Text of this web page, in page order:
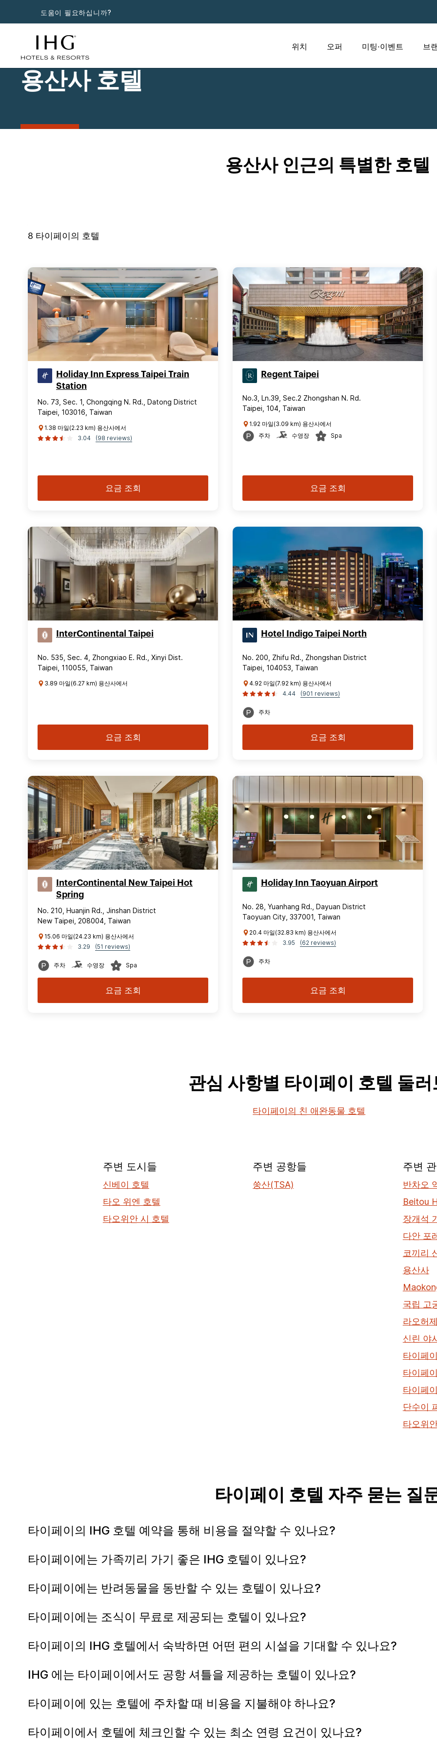
도움이 필요하십니까?
위치 오퍼 미팅·이벤트 브
용산사 호텔
용산사 인근의 특별한 호텔
8 타이페이 의 호텔
Holiday Inn Express Taipei Train
Station
No. 73, Sec. 1, Chongqing N. Rd., Datong District
Taipei, 103016, Taiwan
1.38 마일(2.23 km) 용산사에서
3.04
(98 reviews)
요금 조회
Regent Taipei
No.3, Ln.39, Sec.2 Zhongshan N. Rd.
Taipei, 104, Taiwan
1.92 마일(3.09 km) 용산사에서
주차
수영장 Spa
요금 조회
InterContinental Taipei
No. 535, Sec. 4, Zhongxiao E. Rd., Xinyi Dist.
Taipei, 110055, Taiwan
3.89 마일(6.27 km) 용산사에서
요금 조회
Hotel Indigo Taipei North
No. 200, Zhifu Rd., Zhongshan District
Taipei, 104053, Taiwan
4.92 마일(7.92 km) 용산사에서
4.44
(901 reviews)
주차
요금 조회
InterContinental New Taipei Hot
Spring
No. 210, Huanjin Rd., Jinshan District
New Taipei, 208004, Taiwan
15.06 마일(24.23 km) 용산사에서
3.29
(51 reviews)
주차 수영장 Spa
요금 조회
Holiday Inn Taoyuan Airport
No. 28, Yuanhang Rd., Dayuan District
Taoyuan City, 337001, Taiwan
20.4 마일(32.83 km) 용산사에서
3.95
(62 reviews)
주차
요금 조회
관심 사항별 타이페이 호텔 둘러
타이페이의 친 애완동물 호텔
주변 도시들
신베이 호텔
타오 위엔 호텔
타오위안 시 호텔
주변 공항들
쑹산(TSA)
주변
반차오
Beitou
장개석
다안 포
코끼리
용산사
국립 고
라오허
신린 야
타이페
타이페
타이페
단수이
타오위
타이페이 호텔 자주 묻는 질
타이페이의 IHG 호텔 예약을 통해 비용을 절약할 수 있나요?
타이페이에는 가족끼리 가기 좋은 IHG 호텔이 있나요?
타이페이에는 반려동물을 동반할 수 있는 호텔이 있나요?
타이페이에는 조식이 무료로 제공되는 호텔이 있나요?
타이페이의 IHG 호텔에서 숙박하면 어떤 편의 시설을 기대할 수 있나요?
IHG 에는 타이페이에서도 공항 셔틀을 제공하는 호텔이 있나요?
타이페이에 있는 호텔에 주차할 때 비용을 지불해야 하나요?
타이페이에서 호텔에 체크인할 수 있는 최소 연령 요건이 있나요?